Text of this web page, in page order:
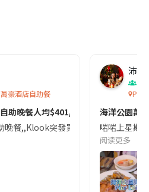
豪酒店自助餐
助晚餐人均$401/位✨
晚餐,,Klook突發買一送一!!二人同行
沛沛
Pier
海洋公園萬
啱啱上星期
阅读更多